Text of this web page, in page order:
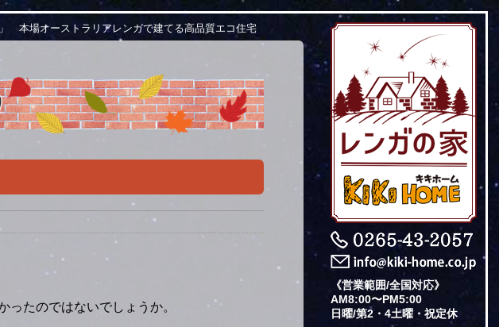
本場オーストラリアレンガで建てる高品質エコ住宅
ったのではないでしょうか。
《営業範囲/全国対応》
AM8:00〜PM5:00
日曜/第2・4土曜・祝定休